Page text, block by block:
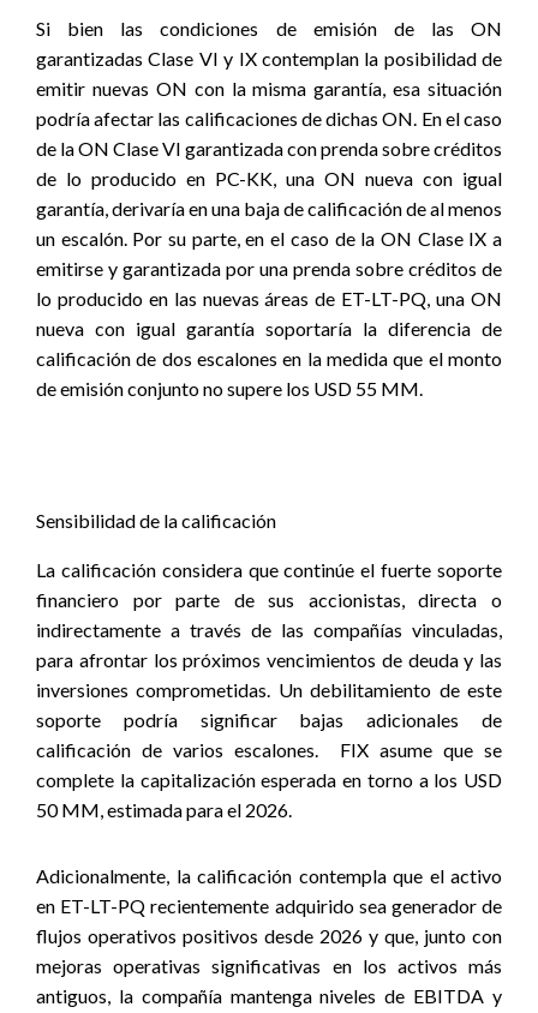
Si bien las condiciones de emisión de las ON
garantizadas Clase VI y IX contemplan la posibilidad de
emitir nuevas ON con la misma garantía, esa situación
podría afectar las calificaciones de dichas ON. En el caso
de la ON Clase VI garantizada con prenda sobre créditos
de lo producido en PC-KK, una ON nueva con igual
garantía, derivaría en una baja de calificación de al menos
un escalón. Por su parte, en el caso de la ON Clase IX a
emitirse y garantizada por una prenda sobre créditos de
lo producido en las nuevas áreas de ET-LT-PQ, una ON
nueva con igual garantía soportaría la diferencia de
calificación de dos escalones en la medida que el monto
de emisión conjunto no supere los USD 55 MM.
Sensibilidad de la calificación
La calificación considera que continúe el fuerte soporte
financiero por parte de sus accionistas, directa o
indirectamente a través de las compañías vinculadas,
para afrontar los próximos vencimientos de deuda y las
inversiones comprometidas. Un debilitamiento de este
soporte podría significar bajas adicionales de
calificación de varios escalones.
FIX asume que se
complete la capitalización esperada en torno a los USD
50 MM, estimada para el 2026.
Adicionalmente, la calificación contempla que el activo
en ET-LT-PQ recientemente adquirido sea generador de
flujos operativos positivos desde 2026 y que, junto con
mejoras operativas significativas en los activos más
antiguos, la compañía mantenga niveles de EBITDA y